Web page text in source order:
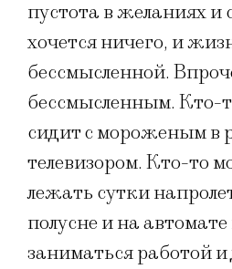
пустота в желаниях и
хочется ничего, и
бессмысленной.
бессмысленным. Кто-
сидит с мороженым в
телевизором. Кто-то
лежать сутки
полусне и на
заниматься работой